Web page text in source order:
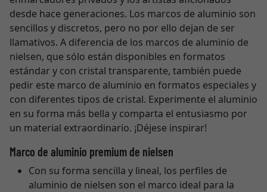
desde hace generaciones. Los marcos de aluminio son
sencillos y discretos, pero no por ello dejan de ser
llamativos. A diferencia de los marcos de aluminio de
nielsen, que sólo están disponibles en formatos
estándar y con cristal transparente, también puede
pedir este marco de aluminio en formatos especiales y
con diferentes tipos de cristal. Experimente el aluminio
en su forma más bella y comparta el entusiasmo por
un material extraordinario. ¡Déjese inspirar!
Marco de aluminio premium de nielsen
Con su forma sencilla y lineal, los perfiles de
aluminio de nielsen son el marco ideal para la